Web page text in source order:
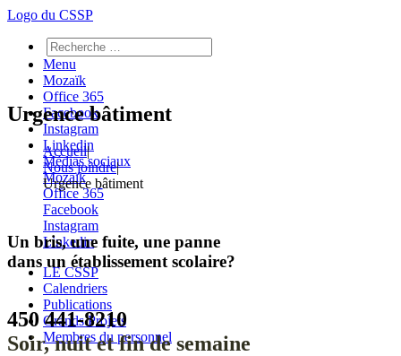
Logo du CSSP
Menu
Mozaïk
Office 365
Facebook
Instagram
Linkedin
Médias sociaux
Mozaïk
Office 365
Facebook
Instagram
Linkedin
LE CSSP
Calendriers
Publications
Grands Projets
Membres du personnel
Urgence bâtiment
Accueil|
Nous joindre|
Urgence bâtiment
Un bris, une fuite, une panne
dans un établissement scolaire?
450 441-8210
Soir, nuit et fin de semaine